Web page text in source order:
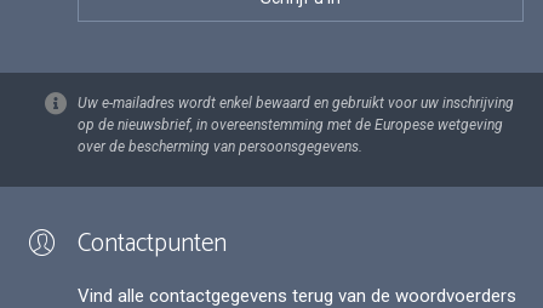
Uw e-mailadres wordt enkel bewaard en gebruikt voor uw inschrijving
op de nieuwsbrief, in overeenstemming met de Europese wetgeving
over de bescherming van persoonsgegevens.
Contactpunten
Vind alle contactgegevens terug van de woordvoerders